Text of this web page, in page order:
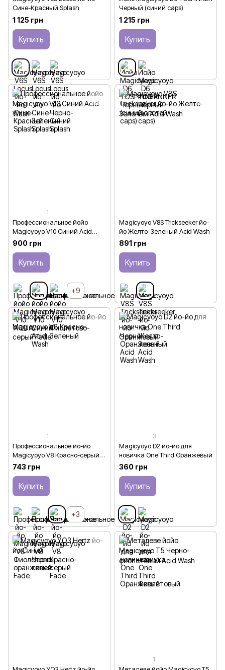
Сине-Красный Splash
1 125 грн
Купить
Черный (синий caps)
1 215 грн
Купить
1
Профессиональное йойо
Magicyoyo V10 Синий Acid
Wash
900 грн
Купить
+9
Magicyoyo V8S Trickseeker йо-
йо Желто-Зеленый Acid Wash
891 грн
Купить
1
Профессиональное йо-йо
Magicyoyo V8 Красно-серый
Fade
743 грн
Купить
+3
3
Magicyoyo D2 йо-йо для
новичка One Third Оранжевый
360 грн
Купить
1